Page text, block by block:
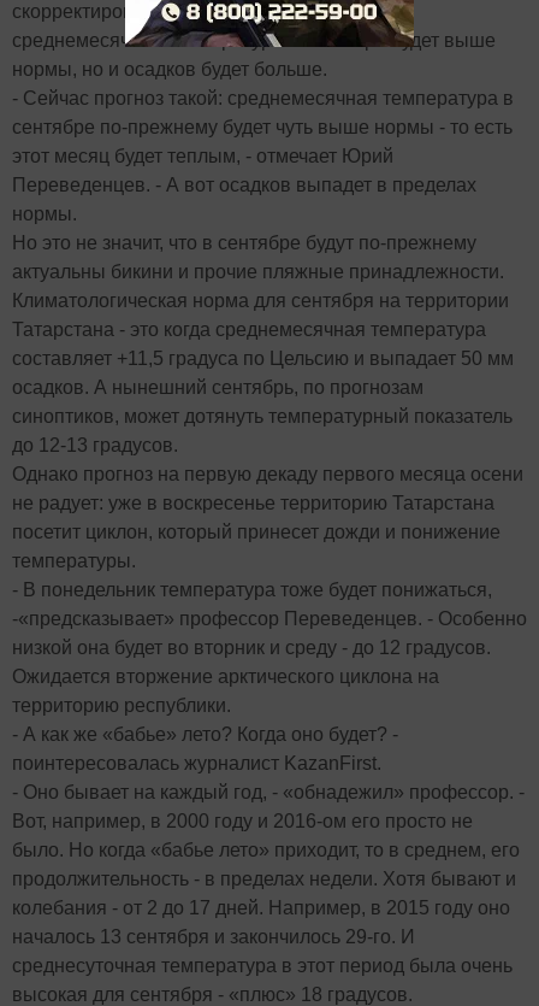
скорректировался. Тогда речь шла о том, что
среднемесячная температура в сентябре будет выше
нормы, но и осадков будет больше.
- Сейчас прогноз такой: среднемесячная температура в
сентябре по-прежнему будет чуть выше нормы - то есть
этот месяц будет теплым, - отмечает Юрий
Переведенцев. - А вот осадков выпадет в пределах
нормы.
Но это не значит, что в сентябре будут по-прежнему
актуальны бикини и прочие пляжные принадлежности.
Климатологическая норма для сентября на территории
Татарстана - это когда среднемесячная температура
составляет +11,5 градуса по Цельсию и выпадает 50 мм
осадков. А нынешний сентябрь, по прогнозам
синоптиков, может дотянуть температурный показатель
до 12-13 градусов.
Однако прогноз на первую декаду первого месяца осени
не радует: уже в воскресенье территорию Татарстана
посетит циклон, который принесет дожди и понижение
температуры.
- В понедельник температура тоже будет понижаться,
-«предсказывает» профессор Переведенцев. - Особенно
низкой она будет во вторник и среду - до 12 градусов.
Ожидается вторжение арктического циклона на
территорию республики.
- А как же «бабье» лето? Когда оно будет? -
поинтересовалась журналист KazanFirst.
- Оно бывает на каждый год, - «обнадежил» профессор. -
Вот, например, в 2000 году и 2016-ом его просто не
было. Но когда «бабье лето» приходит, то в среднем, его
продолжительность - в пределах недели. Хотя бывают и
колебания - от 2 до 17 дней. Например, в 2015 году оно
началось 13 сентября и закончилось 29-го. И
среднесуточная температура в этот период была очень
высокая для сентября - «плюс» 18 градусов.